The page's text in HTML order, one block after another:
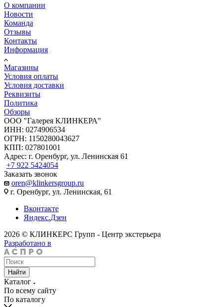
О компании
Новости
Команда
Отзывы
Контакты
Информация
Магазины
Условия оплаты
Условия доставки
Реквизиты
Политика
Обзоры
ООО "Галерея КЛИНКЕРА"
ИНН: 0274906534
ОГРН: 1150280043627
КПП: 027801001
Адрес: г. Оренбург, ул. Ленинская 61
+7 922 5424054
Заказать звонок
oren@klinkersgroup.ru
г. Оренбург, ул. Ленинская, 61
Вконтакте
Яндекс.Дзен
2026 © КЛИНКЕРС Групп - Центр экстерьера
Разработано в
Найти
Каталог
По всему сайту
По каталогу